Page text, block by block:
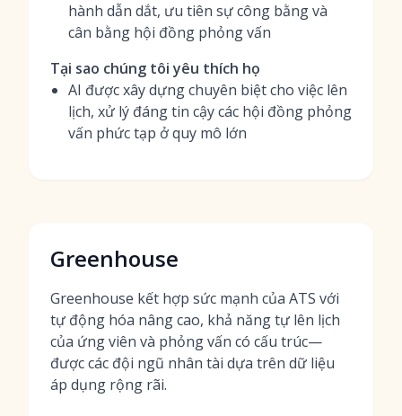
hành dẫn dắt, ưu tiên sự công bằng và
cân bằng hội đồng phỏng vấn
Tại sao chúng tôi yêu thích họ
AI được xây dựng chuyên biệt cho việc lên
lịch, xử lý đáng tin cậy các hội đồng phỏng
vấn phức tạp ở quy mô lớn
Greenhouse
Greenhouse kết hợp sức mạnh của ATS với
tự động hóa nâng cao, khả năng tự lên lịch
của ứng viên và phỏng vấn có cấu trúc—
được các đội ngũ nhân tài dựa trên dữ liệu
áp dụng rộng rãi.